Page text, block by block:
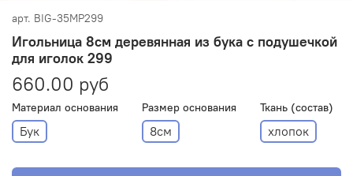
арт. BIG-35MP299
Игольница 8см деревянная из бука с подушечкой
для иголок 299
660.00 руб
Материал основания
Бук
Размер основания
8см
Ткань (состав)
хлопок